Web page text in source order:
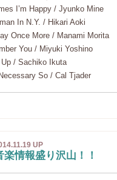
I’m Happy / Jyunko Mine
In N.Y. / Hikari Aoki
Once More / Manami Morita
You / Miyuki Yoshino
Up / Sachiko Ikuta
So / Cal Tjader
UP
楽情報盛り沢山！！